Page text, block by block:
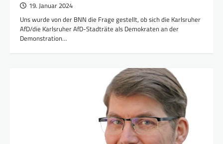
19. Januar 2024
Uns wurde von der BNN die Frage gestellt, ob sich die Karlsruher
AfD/die Karlsruher AfD-Stadträte als Demokraten an der
Demonstration…